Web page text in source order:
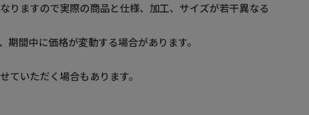
りますので実際の商品と仕様、加工、サイズが若干異なる
間中に価格が変動する場合があります。
いただく場合もあります。